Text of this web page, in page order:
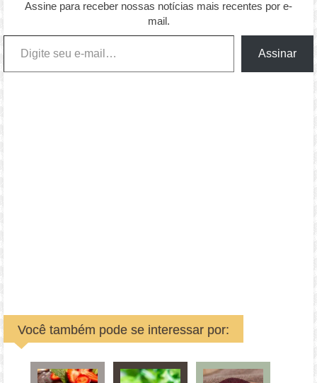
Assine para receber nossas notícias mais recentes por e-
mail.
Digite seu e-mail…
Assinar
Você também pode se interessar por: